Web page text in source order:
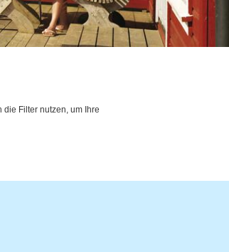
Filter nutzen, um Ihre